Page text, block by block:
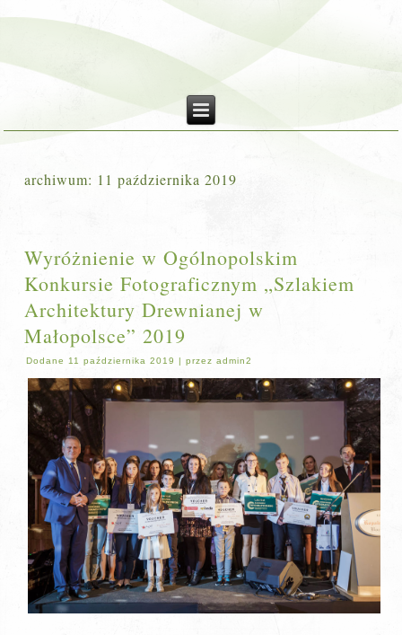
archiwum: 11 października 2019
Wyróżnienie w Ogólnopolskim
Konkursie Fotograficznym „Szlakiem
Architektury Drewnianej w
Małopolsce” 2019
Dodane 11 października 2019 |przez admin2